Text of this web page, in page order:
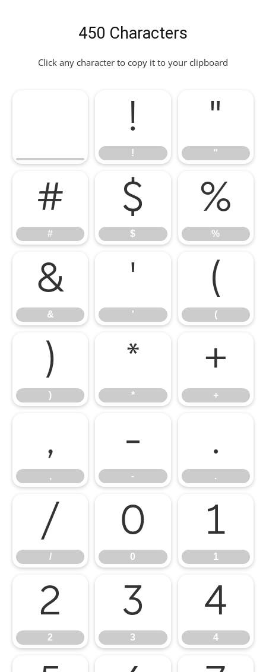
450 Characters
Click any character to copy it to your clipboard
!
!
"
"
#
#
$
$
%
%
&
&
'
'
(
(
)
)
*
*
+
+
,
,
-
-
.
.
/
/
0
0
1
1
2
2
3
3
4
4